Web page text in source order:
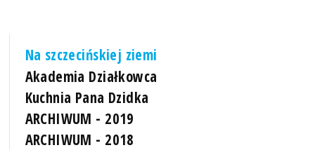
Na szczecińskiej ziemi
Akademia Działkowca
Kuchnia Pana Dzidka
ARCHIWUM - 2019
ARCHIWUM - 2018